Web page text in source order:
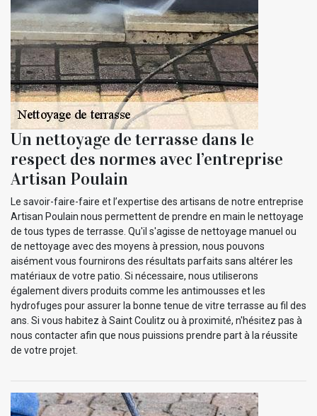
Un nettoyage de terrasse dans le
respect des normes avec l’entreprise
Artisan Poulain
Le savoir-faire-faire et l’expertise des artisans de notre entreprise
Artisan Poulain nous permettent de prendre en main le nettoyage
de tous types de terrasse. Qu'il s'agisse de nettoyage manuel ou
de nettoyage avec des moyens à pression, nous pouvons
aisément vous fournirons des résultats parfaits sans altérer les
matériaux de votre patio. Si nécessaire, nous utiliserons
également divers produits comme les antimousses et les
hydrofuges pour assurer la bonne tenue de vitre terrasse au fil des
ans. Si vous habitez à Saint Coulitz ou à proximité, n'hésitez pas à
nous contacter afin que nous puissions prendre part à la réussite
de votre projet.